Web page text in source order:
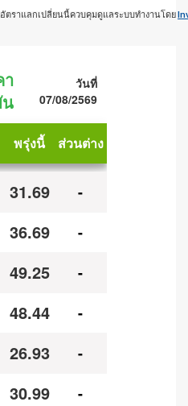
อัตราแลกเปลี่ยนนี้ควบคุมดูแลระบบทำงานโดย